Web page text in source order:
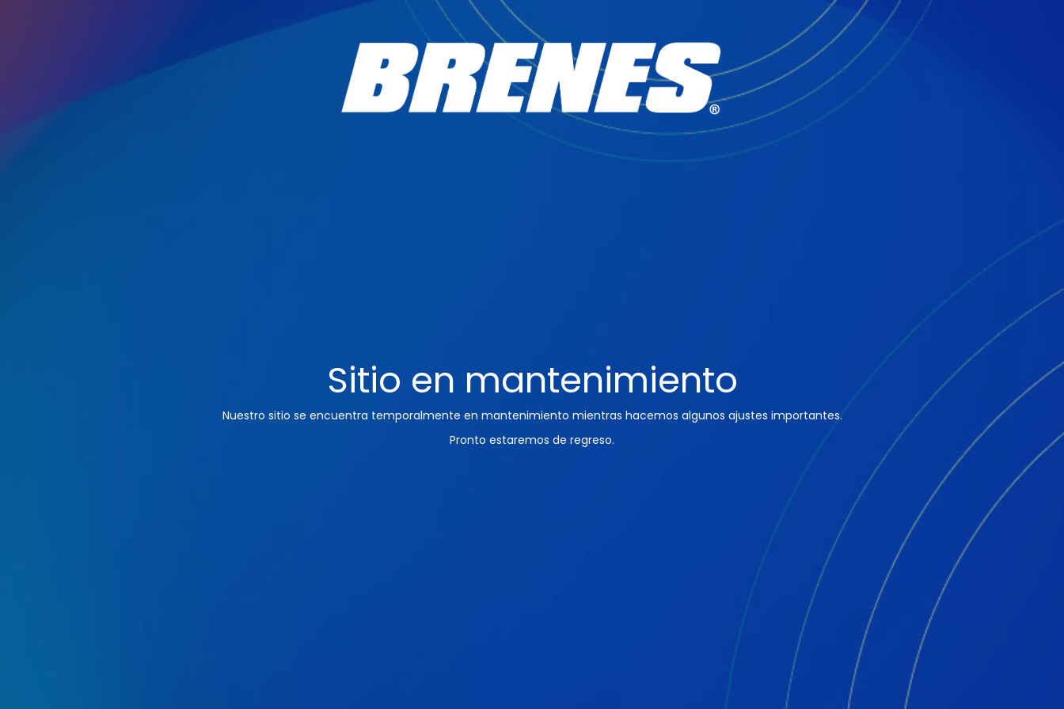
Sitio en mantenimiento
Nuestro sitio se encuentra temporalmente en mantenimiento mientras hacemos algunos ajustes importantes.
Pronto estaremos de regreso.